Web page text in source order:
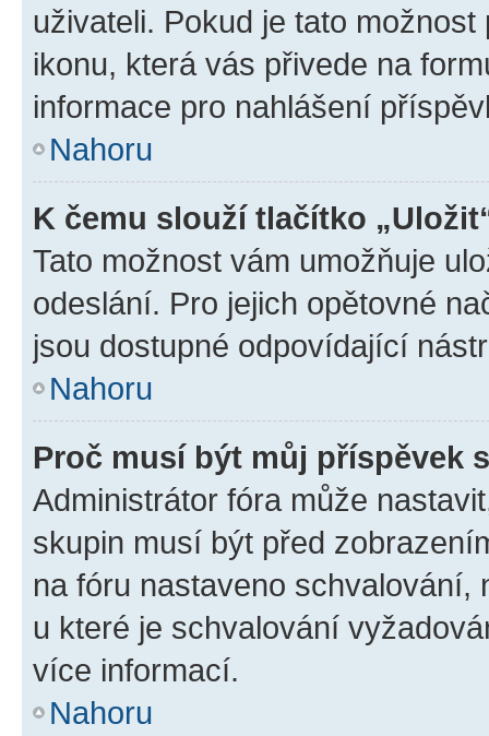
uživateli. Pokud je tato
ikonu, která vás přivede na
informace pro nahlášení
Nahoru
K čemu slouží tlačítko
Tato možnost vám umožňuje
odeslání. Pro jejich opětovné
jsou dostupné odpovídající
Nahoru
Proč musí být můj příspěvek
Administrátor fóra může
skupin musí být před
na fóru nastaveno schvalování,
u které je schvalování
více informací.
Nahoru